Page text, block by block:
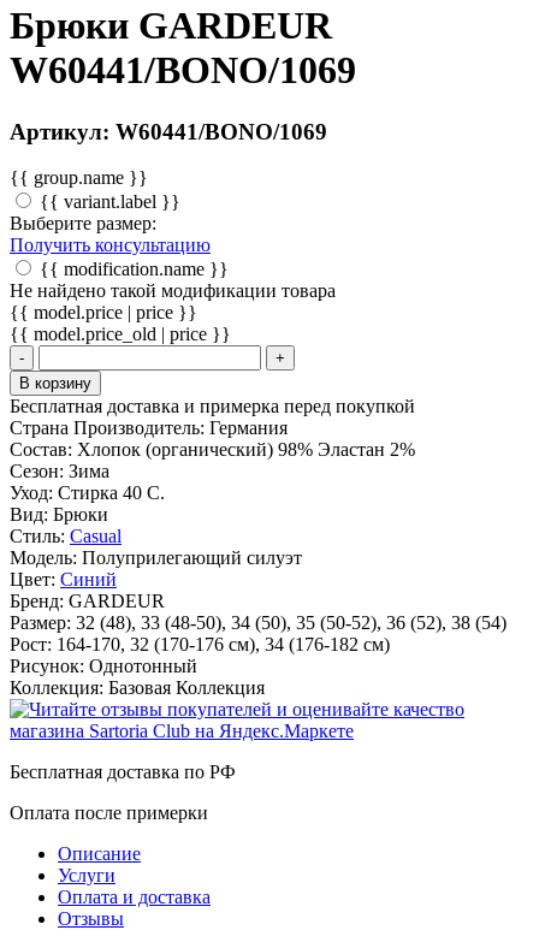
Брюки GARDEUR
W60441/BONO/1069
Артикул: W60441/BONO/1069
{{ group.name }}
{{ variant.label }}
Выберите размер:
Получить консультацию
{{ modification.name }}
Не найдено такой модификации товара
{{ model.price | price }}
{{ model.price_old | price }}
-
+
В корзину
Бесплатная доставка и примерка перед покупкой
Страна Производитель: Германия
Состав: Хлопок (органический) 98% Эластан 2%
Сезон: Зима
Уход: Стирка 40 С.
Вид: Брюки
Стиль: Casual
Модель: Полуприлегающий силуэт
Цвет: Синий
Бренд: GARDEUR
Размер: 32 (48), 33 (48-50), 34 (50), 35 (50-52), 36 (52), 38 (54)
Рост: 164-170, 32 (170-176 cм), 34 (176-182 см)
Рисунок: Однотонный
Коллекция: Базовая Коллекция
Бесплатная доставка по РФ
Оплата после примерки
Описание
Услуги
Оплата и доставка
Отзывы